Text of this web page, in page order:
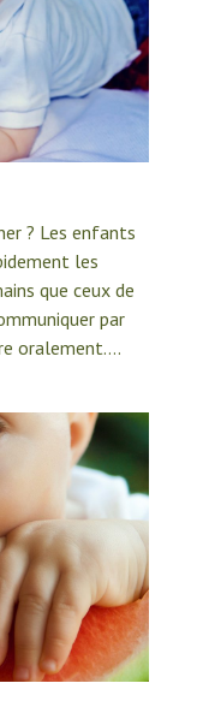
? Les enfants
les
que ceux de
par
oralement....